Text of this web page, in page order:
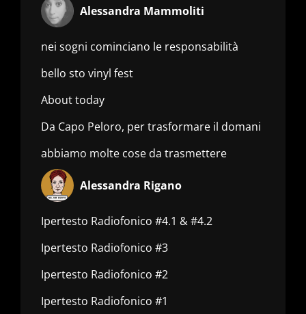
Alessandra Mammoliti
nei sogni cominciano le responsabilità
bello sto vinyl fest
About today
Da Capo Peloro, per trasformare il domani
abbiamo molte cose da trasmettere
Alessandra Rigano
Ipertesto Radiofonico #4.1 & #4.2
Ipertesto Radiofonico #3
Ipertesto Radiofonico #2
Ipertesto Radiofonico #1